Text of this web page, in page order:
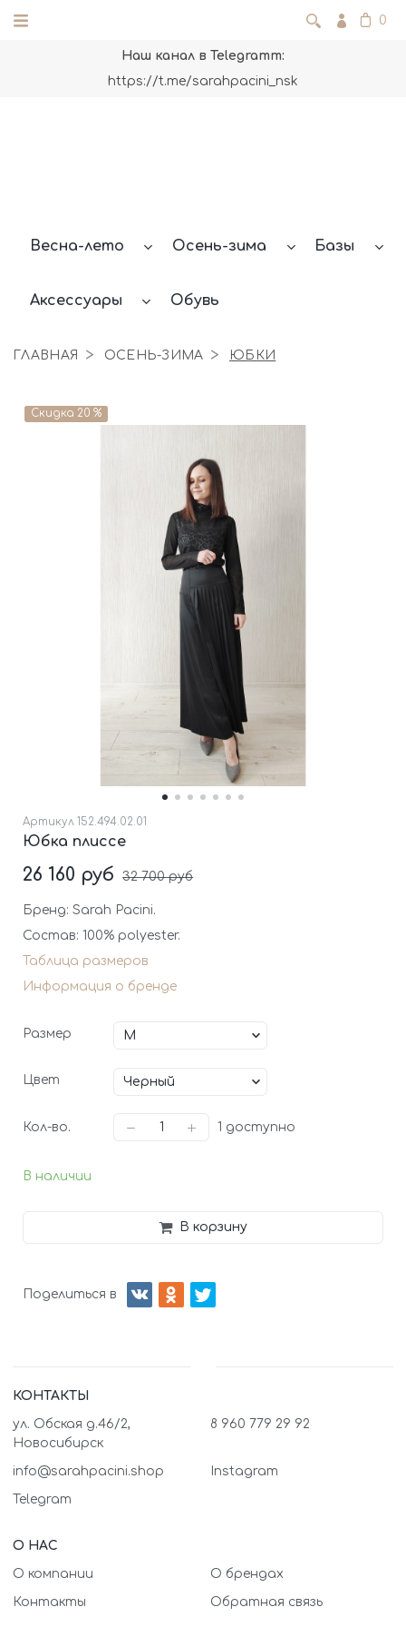
0
Наш канал в Telegramm:
https://t.me/sarahpacini_nsk
Весна-лето Осень-зима Базы
Аксессуары Обувь
ГЛАВНАЯ ОСЕНЬ-ЗИМА ЮБКИ
Скидка 20 %
Артикул 152.494.02.01
Юбка плиссе
В наличии
26 160 руб 32 700 руб
Бренд: Sarah Pacini.
Состав: 100% polyester.
Таблица размеров
Информация о бренде
Размер
Цвет
Кол-во. 1 доступно
В корзину
Поделиться в
КОНТАКТЫ
ул. Обская д.46/2,
Новосибирск
8 960 779 29 92
info@sarahpacini.shop Instagram
Telegram
О НАС
О компании О брендах
Контакты Обратная связь